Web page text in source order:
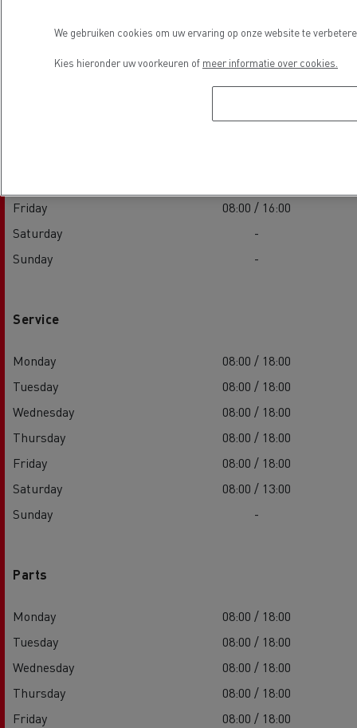
Friday
08:00 / 16:00
Saturday
-
Sunday
-
Service
Monday
08:00 / 18:00
Tuesday
08:00 / 18:00
Wednesday
08:00 / 18:00
Thursday
08:00 / 18:00
Friday
08:00 / 18:00
Saturday
08:00 / 13:00
Sunday
-
Parts
Monday
08:00 / 18:00
Tuesday
08:00 / 18:00
Wednesday
08:00 / 18:00
Thursday
08:00 / 18:00
Friday
08:00 / 18:00
We gebruiken cookies om uw ervaring op onze website te
Kies hieronder uw voorkeuren of meer informatie over cookies.